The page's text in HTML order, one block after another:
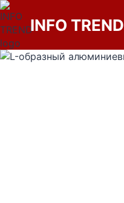
Перейти
до
вмістуINFO TREND